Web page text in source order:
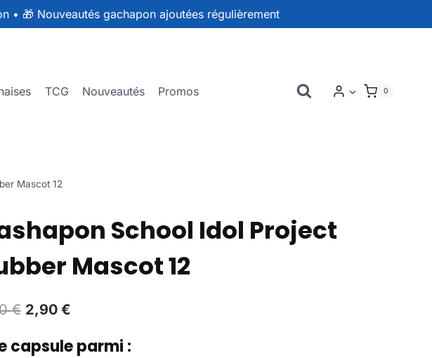
• 🎁 Nouveautés gachapon ajoutées régulièrement
TCG Nouveautés Promos 0
Mascot 12
School Idol Project
Mascot 12
€ 2,90 €
capsule parmi :